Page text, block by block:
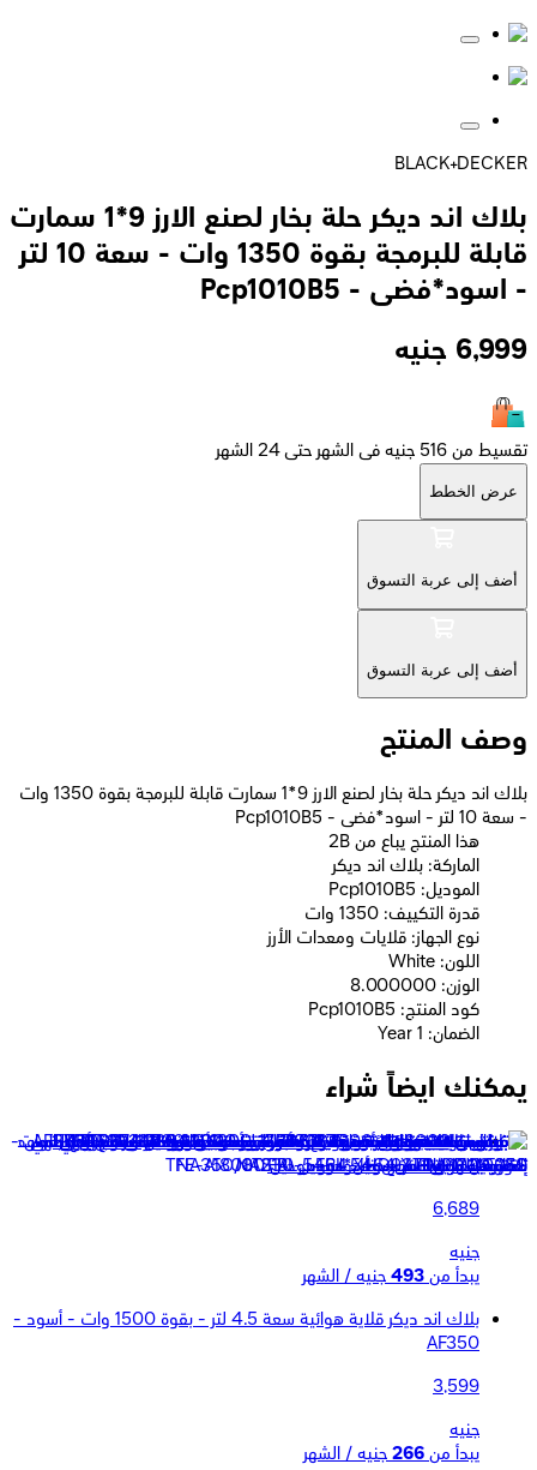
BLACK+DECKER
بلاك اند ديكر حلة بخار لصنع الارز 9*1 سمارت
قابلة للبرمجة بقوة 1350 وات - سعة 10 لتر
- اسود*فضى - Pcp1010B5
6,999 جنيه
تقسيط من 516 جنيه فى الشهر حتى 24 الشهر
عرض الخطط
أضف إلى عربة التسوق
أضف إلى عربة التسوق
وصف المنتج
بلاك اند ديكر حلة بخار لصنع الارز 9*1 سمارت قابلة للبرمجة بقوة 1350 وات
- سعة 10 لتر - اسود*فضى - Pcp1010B5
2B هذا المنتج يباع من
الماركة: بلاك اند ديكر
الموديل: Pcp1010B5
قدرة التكييف: 1350 وات
نوع الجهاز: قلايات ومعدات الأرز
اللون: White
الوزن: 8.000000
كود المنتج: Pcp1010B5
الضمان: 1 Year
يمكنك ايضاً شراء
بيكو قلاية هوائية بقوة 1875 وات - سعة 6.8 لتر - 10 برامج طهي
تلقائية - فضى - FRL 5464 X
6,689
جنيه
يبدأ من 493 جنيه / الشهر
بلاك اند ديكر قلاية هوائية سعة 4.5 لتر - بقوة 1500 وات - أسود -
AF350
3,599
جنيه
يبدأ من 266 جنيه / الشهر